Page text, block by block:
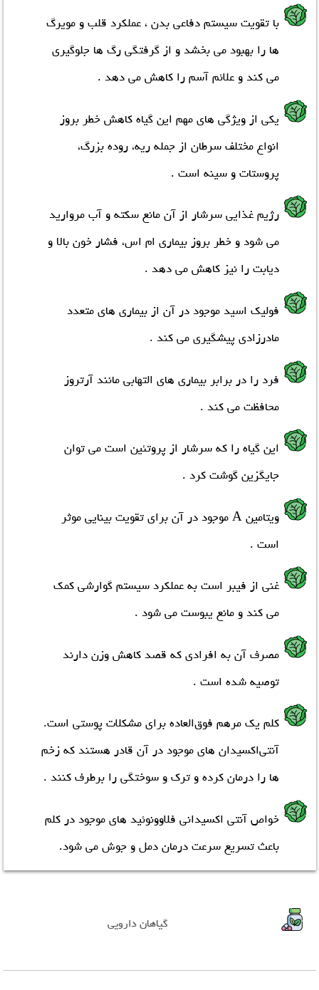
با تقويت سيستم دفاعي بدن ، عملکرد قلب و مويرگ
ها را بهبود مي بخشد و از گرفتگي رگ ها جلوگيري
مي کند و علائم آسم را کاهش مي دهد .
يکي از ويژگي هاي مهم اين گياه کاهش خطر بروز
انواع مختلف سرطان از جمله ريه، روده بزرگ،
پروستات و سينه است .
رژيم غذايي سرشار از آن مانع سکته و آب مرواريد
مي شود و خطر بروز بيماري ام اس، فشار خون بالا و
ديابت را نيز کاهش مي دهد .
فوليک اسيد موجود در آن از بيماري هاي متعدد
مادرزادی پيشگيری می کند .
فرد را در برابر بيماري هاي التهابي مانند آرتروز
محافظت مي کند .
اين گياه را که سرشار از پروتئين است مي توان
جايگزين گوشت کرد .
ويتامين A موجود در آن براي تقويت بينايي موثر
است .
غني از فيبر است به عملکرد سيستم گوارشي کمک
مي کند و مانع يبوست می شود .
مصرف آن به افرادي که قصد کاهش وزن دارند
توصيه شده است .
کلم یک مرهم فوق‌العاده برای مشکلات پوستی است.
آنتی‌اکسیدان‌ های موجود در آن قادر هستند که زخم
ها را درمان کرده و ترک و سوختگی را برطرف کنند .
خواص آنتی اکسیدانی فلاوونوئید های موجود در کلم
باعث تسریع سرعت درمان دمل و جوش می شود.
گیاهان دارویی